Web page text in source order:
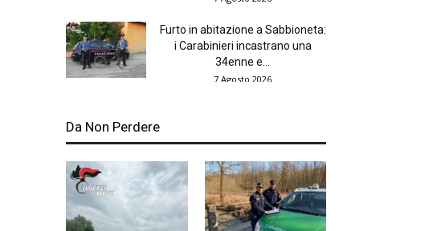
Furto in abitazione a Sabbioneta:
i Carabinieri incastrano una
34enne e...
7 Agosto 2026
Da Non Perdere